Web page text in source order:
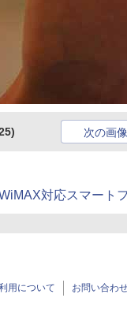
次の画像
対応スマート
用について お問い合わ